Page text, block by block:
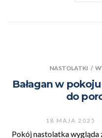
NASTOLATKI /
Bałagan w
do
18 MAJA 2025
Pokój nastolatka